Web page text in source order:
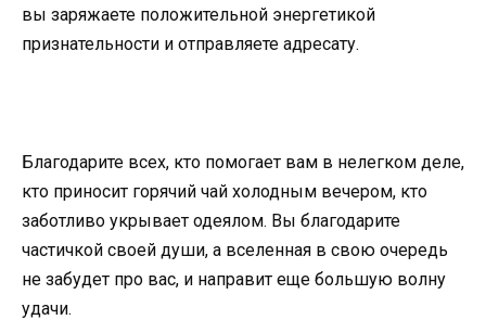
вы заряжаете положительной энергетикой
признательности и отправляете адресату.
Благодарите всех, кто помогает вам в нелегком деле,
кто приносит горячий чай холодным вечером, кто
заботливо укрывает одеялом. Вы благодарите
частичкой своей души, а вселенная в свою очередь
не забудет про вас, и направит еще большую волну
удачи.